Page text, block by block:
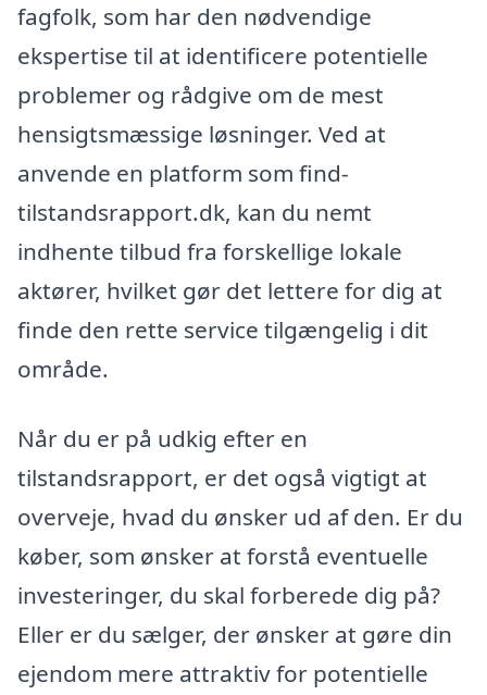
fagfolk, som har den nødvendige
ekspertise til at identificere potentielle
problemer og rådgive om de mest
hensigtsmæssige løsninger. Ved at
anvende en platform som find-
tilstandsrapport.dk, kan du nemt
indhente tilbud fra forskellige lokale
aktører, hvilket gør det lettere for dig at
finde den rette service tilgængelig i dit
område.
Når du er på udkig efter en
tilstandsrapport, er det også vigtigt at
overveje, hvad du ønsker ud af den. Er du
køber, som ønsker at forstå eventuelle
investeringer, du skal forberede dig på?
Eller er du sælger, der ønsker at gøre din
ejendom mere attraktiv for potentielle